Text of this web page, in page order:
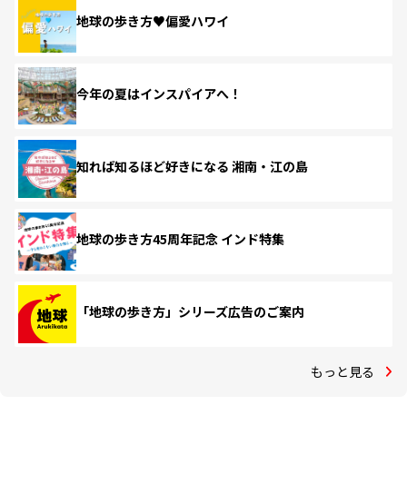
地球の歩き方♥偏愛ハワイ
今年の夏はインスパイアへ！
知れば知るほど好きになる 湘南・江の島
地球の歩き方45周年記念 インド特集
「地球の歩き方」シリーズ広告のご案内
もっと見る